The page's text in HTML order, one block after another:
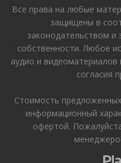
Все права на любые
защищены в
законодательством и
собственности. Любое
аудио и
согласия
Стоимость
информационный
офертой.